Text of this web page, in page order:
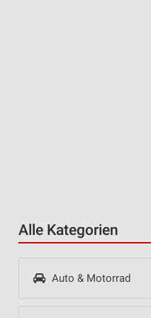
Alle Kategorien
Auto & Motorrad